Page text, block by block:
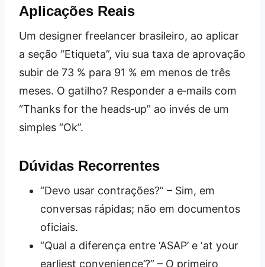
Aplicações Reais
Um designer freelancer brasileiro, ao aplicar
a seção “Etiqueta”, viu sua taxa de aprovação
subir de 73 % para 91 % em menos de três
meses. O gatilho? Responder a e‑mails com
“Thanks for the heads‑up” ao invés de um
simples “Ok”.
Dúvidas Recorrentes
“Devo usar contrações?” – Sim, em
conversas rápidas; não em documentos
oficiais.
“Qual a diferença entre ‘ASAP’ e ‘at your
earliest convenience’?” – O primeiro